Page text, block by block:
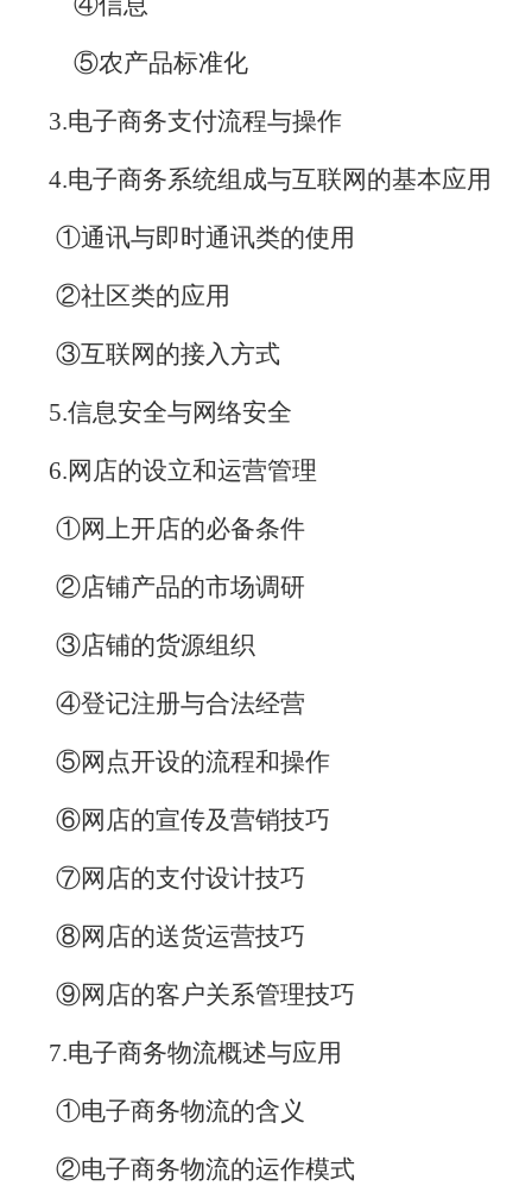
⑤农产品标准化
3.电子商务支付流程与操作
4.电子商务系统组成与互联网的基本应用
①通讯与即时通讯类的使用
②社区类的应用
③互联网的接入方式
5.信息安全与网络安全
6.网店的设立和运营管理
①网上开店的必备条件
②店铺产品的市场调研
③店铺的货源组织
④登记注册与合法经营
⑤网点开设的流程和操作
⑥网店的宣传及营销技巧
⑦网店的支付设计技巧
⑧网店的送货运营技巧
⑨网店的客户关系管理技巧
7.电子商务物流概述与应用
①电子商务物流的含义
②电子商务物流的运作模式